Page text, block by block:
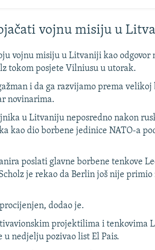
vojnu misiju u
vojnu misiju u Litvaniji kao odgovor
tokom posjete Vilniusu u utorak.
i da ga razvijamo prema velikoj
novinarima.
u Litvaniju neposredno nakon
kao dio borbene jedinice NATO-a
poslati glavne borbene tenkove
je rekao da Berlin još nije primio
dodao je.
projektilima i tenkovima
nedjelju pozivao list El Pais.